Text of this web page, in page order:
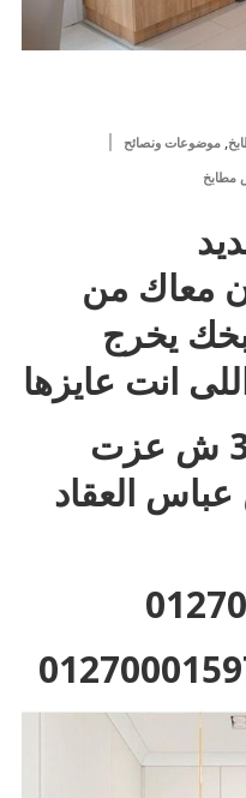
, موضوعات ونصائح
مطابخ
معاك من
يخرج
انت عايزها
فرع مدينة نصر : 35 ش عزت
العقاد